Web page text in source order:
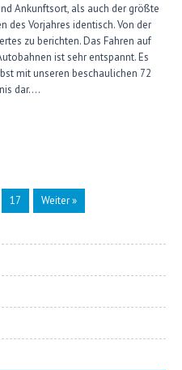
Ankunftsort, als auch der größte
des Vorjahres identisch. Von der
zu berichten. Das Fahren auf
ist sehr entspannt. Es
mit unseren beschaulichen 72
dar….
17 Weiter »